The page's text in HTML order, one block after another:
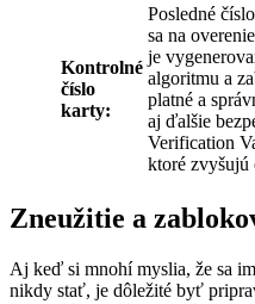
Kontrolné
číslo
karty:
Posledné
sa na
je
algoritmu a
platné a
aj ďalšie
Verification
ktoré zvyšujú
Zneužitie a
Aj keď si mnohí myslia, že sa
nikdy stať, je dôležité byť